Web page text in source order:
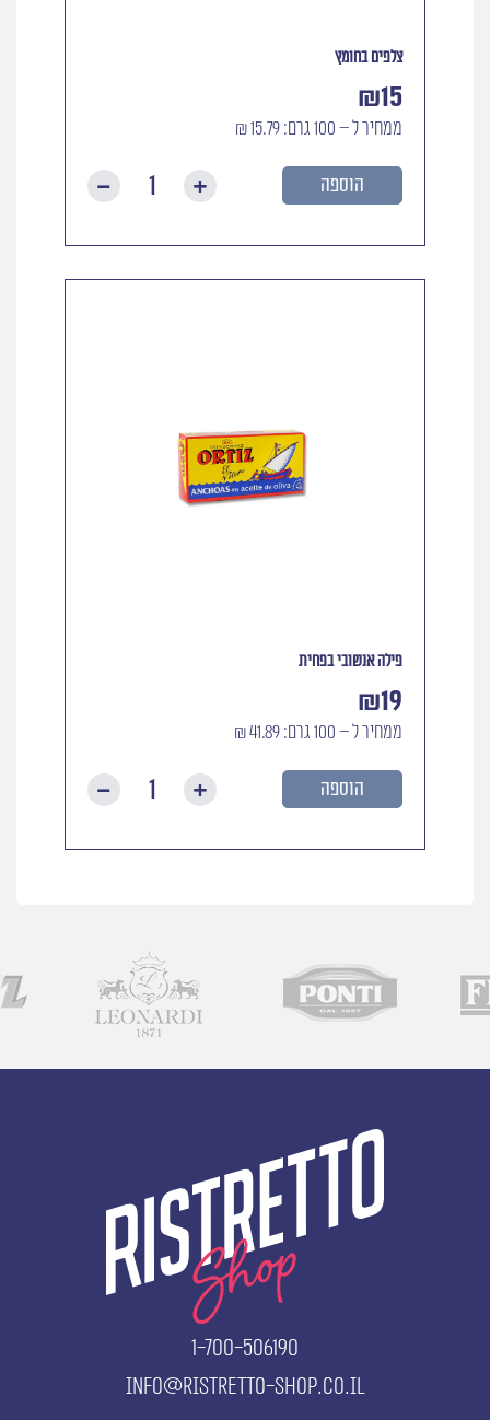
צלפים בחומץ
15
₪
ממחיר ל – 100 גרם: 15.79 ₪
הוספה
פילה אנשובי בפחית
19
₪
ממחיר ל – 100 גרם: 41.89 ₪
הוספה
1-700-506190
info@ristretto-shop.co.il